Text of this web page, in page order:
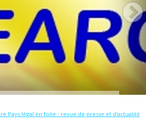
Pays légal en folie : revue de presse et d'actualité